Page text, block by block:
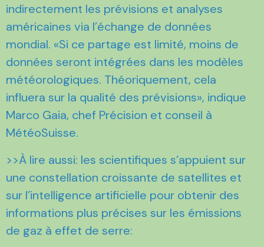
indirectement les prévisions et analyses
américaines via l’échange de données
mondial. «Si ce partage est limité, moins de
données seront intégrées dans les modèles
météorologiques. Théoriquement, cela
influera sur la qualité des prévisions», indique
Marco Gaia, chef Précision et conseil à
MétéoSuisse.
>>À lire aussi: les scientifiques s’appuient sur
une constellation croissante de satellites et
sur l’intelligence artificielle pour obtenir des
informations plus précises sur les émissions
de gaz à effet de serre: